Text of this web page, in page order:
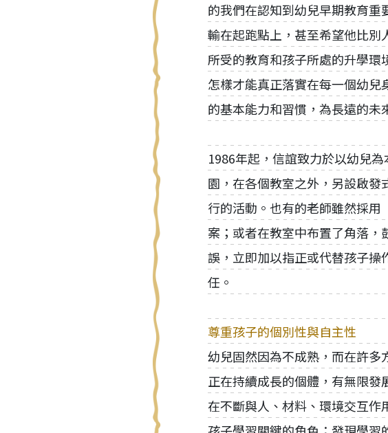
的我們在認知到幼兒早期教育
輸在起跑點上，甚至希望他比
所受的教育和孩子所處的升學
怎樣才能真正落實在每一個幼
的基本能力和習慣，為長遠的未
1986年起，信誼致力於以幼兒
園，在各個教室之外，另設啟
行的活動。也有的老師雖然採
案；或者在教室中布置了角落
誤，立即加以指正或代替孩子
任。
尊重孩子的個別性與自主性
幼兒固然因為不成熟，而在許
正在持續成長的個體，有無限發
在不斷與人、材料、環境交互